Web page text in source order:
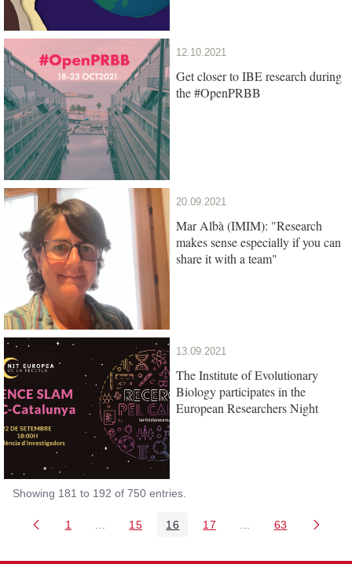
12.10.2021
Get closer to IBE research during
the #OpenPRBB
20.09.2021
Mar Albà (IMIM): "Research
makes sense especially if you can
share it with a team"
13.09.2021
The Institute of Evolutionary
Biology participates in the
European Researchers Night
Showing 181 to 192 of 750 entries.
Page
1 Intermediate Pages Use TAB to navigate.
Page
15 Page
16 Page
17 Intermediate Pages
Page
63